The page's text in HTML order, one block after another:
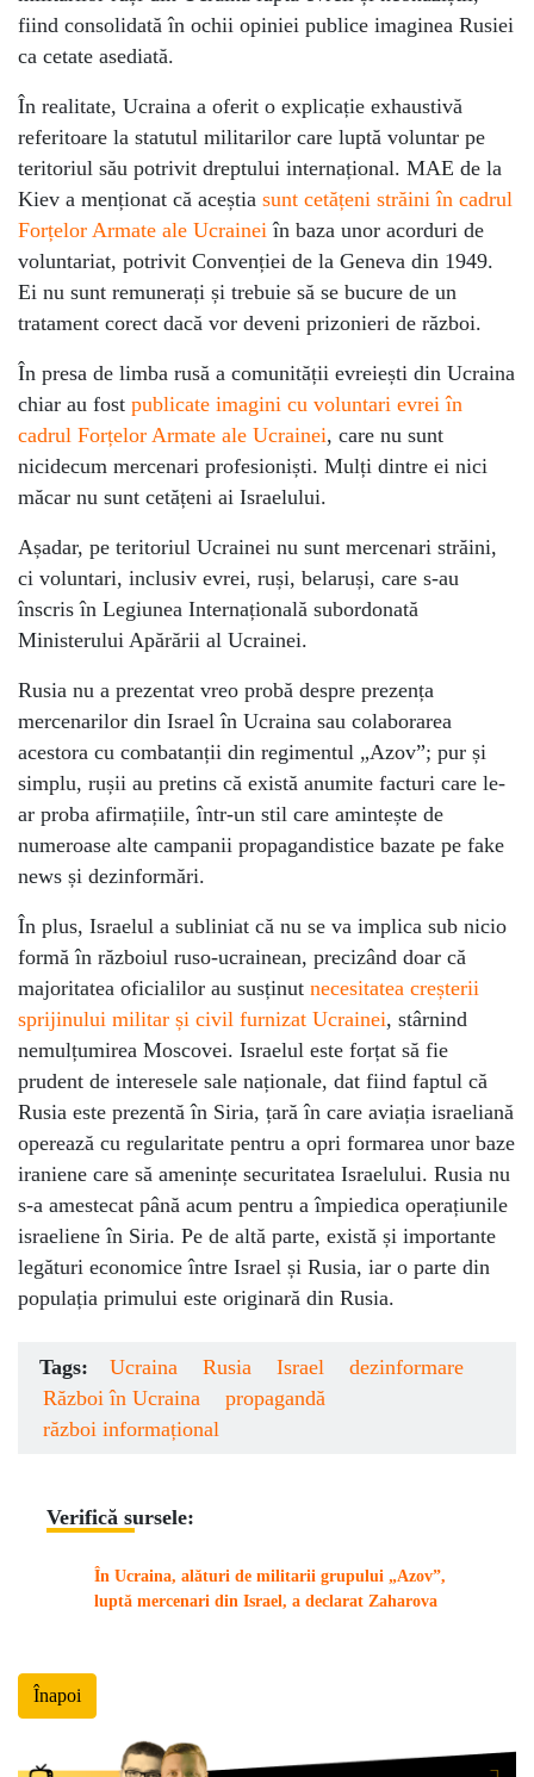
fiind consolidată în ochii opiniei publice imaginea Rusiei
ca cetate asediată.
În realitate, Ucraina a oferit o explicație exhaustivă
referitoare la statutul militarilor care luptă voluntar pe
teritoriul său potrivit dreptului internațional. MAE de la
Kiev a menționat că aceștia sunt cetățeni străini în cadrul
Forțelor Armate ale Ucrainei în baza unor acorduri de
voluntariat, potrivit Convenției de la Geneva din 1949.
Ei nu sunt remunerați și trebuie să se bucure de un
tratament corect dacă vor deveni prizonieri de război.
În presa de limba rusă a comunității evreiești din Ucraina
chiar au fost publicate imagini cu voluntari evrei în
cadrul Forțelor Armate ale Ucrainei, care nu sunt
nicidecum mercenari profesioniști. Mulți dintre ei nici
măcar nu sunt cetățeni ai Israelului.
Așadar, pe teritoriul Ucrainei nu sunt mercenari străini,
ci voluntari, inclusiv evrei, ruși, belaruși, care s-au
înscris în Legiunea Internațională subordonată
Ministerului Apărării al Ucrainei.
Rusia nu a prezentat vreo probă despre prezența
mercenarilor din Israel în Ucraina sau colaborarea
acestora cu combatanții din regimentul „Azov”; pur și
simplu, rușii au pretins că există anumite facturi care le-
ar proba afirmațiile, într-un stil care amintește de
numeroase alte campanii propagandistice bazate pe fake
news și dezinformări.
În plus, Israelul a subliniat că nu se va implica sub nicio
formă în războiul ruso-ucrainean, precizând doar că
majoritatea oficialilor au susținut necesitatea creșterii
sprijinului militar și civil furnizat Ucrainei, stârnind
nemulțumirea Moscovei. Israelul este forțat să fie
prudent de interesele sale naționale, dat fiind faptul că
Rusia este prezentă în Siria, țară în care aviația israeliană
operează cu regularitate pentru a opri formarea unor baze
iraniene care să amenințe securitatea Israelului. Rusia nu
s-a amestecat până acum pentru a împiedica operațiunile
israeliene în Siria. Pe de altă parte, există și importante
legături economice între Israel și Rusia, iar o parte din
populația primului este originară din Rusia.
Tags: Ucraina Rusia Israel
dezinformare
Război în Ucraina
propagandă
război informațional
Verifică sursele:
În Ucraina, alături de militarii grupului „Azov”,
luptă mercenari din Israel, a declarat Zaharova
Înapoi